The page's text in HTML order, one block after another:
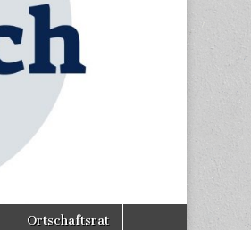
Ortschaftsrat